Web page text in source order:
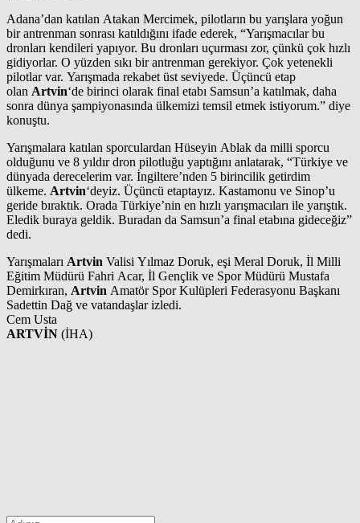
Adana’dan katılan Atakan Mercimek, pilotların bu yarışlara yoğun
bir antrenman sonrası katıldığını ifade ederek, “Yarışmacılar bu
dronları kendileri yapıyor. Bu dronları uçurması zor, çünkü çok hızlı
gidiyorlar. O yüzden sıkı bir antrenman gerekiyor. Çok yetenekli
pilotlar var. Yarışmada rekabet üst seviyede. Üçüncü etap
olan Artvin‘de birinci olarak final etabı Samsun’a katılmak, daha
sonra dünya şampiyonasında ülkemizi temsil etmek istiyorum.” diye
konuştu.
Yarışmalara katılan sporculardan Hüseyin Ablak da milli sporcu
olduğunu ve 8 yıldır dron pilotluğu yaptığını anlatarak, “Türkiye ve
dünyada derecelerim var. İngiltere’nden 5 birincilik getirdim
ülkeme. Artvin‘deyiz. Üçüncü etaptayız. Kastamonu ve Sinop’u
geride bıraktık. Orada Türkiye’nin en hızlı yarışmacıları ile yarıştık.
Eledik buraya geldik. Buradan da Samsun’a final etabına gideceğiz”
dedi.
Yarışmaları Artvin Valisi Yılmaz Doruk, eşi Meral Doruk, İl Milli
Eğitim Müdürü Fahri Acar, İl Gençlik ve Spor Müdürü Mustafa
Demirkıran, Artvin Amatör Spor Kulüpleri Federasyonu Başkanı
Sadettin Dağ ve vatandaşlar izledi.
Cem Usta
ARTVİN (İHA)